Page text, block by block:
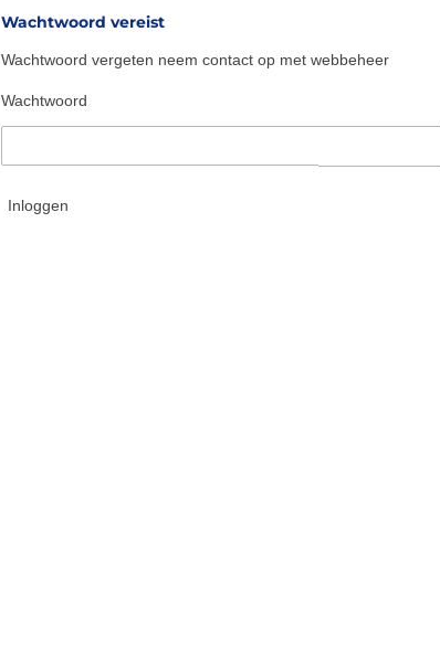
Wachtwoord vereist
Wachtwoord vergeten neem contact op met webbeheer
Wachtwoord
Inloggen